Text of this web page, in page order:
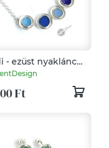
- ezüst nyaklánc
- kék
Ft